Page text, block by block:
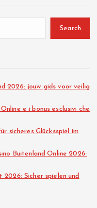
Search
2026: jouw gids voor veilig
e i bonus esclusivi che
sicheres Glücksspiel im
Buitenland Online 2026:
2026: Sicher spielen und